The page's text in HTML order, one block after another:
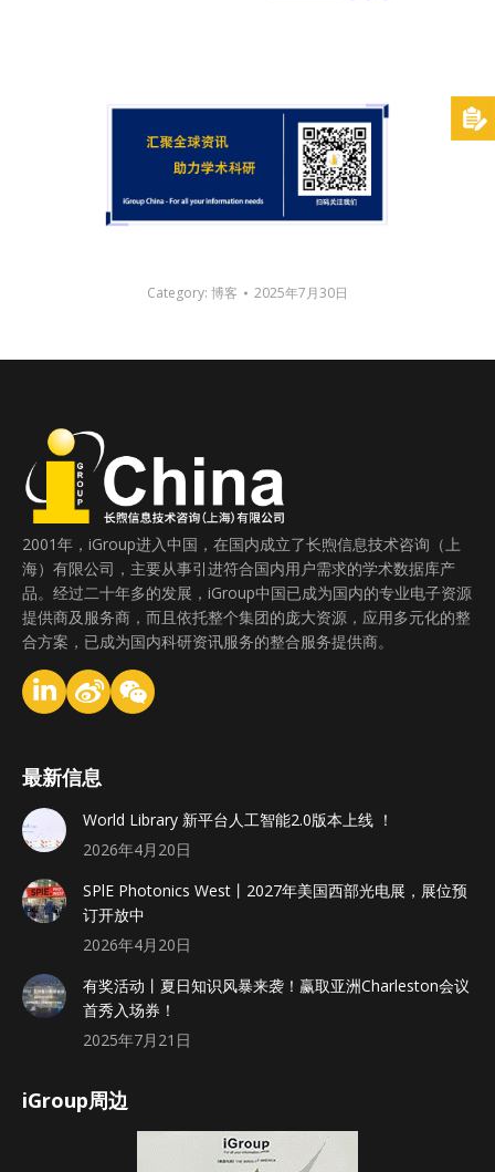
Category: 博客 2025年7月30日
2001年，iGroup进入中国，在国内成立了长煦信息技术咨询（上
海）有限公司，主要从事引进符合国内用户需求的学术数据库产
品。经过二十年多的发展，iGroup中国已成为国内的专业电子资源
提供商及服务商，而且依托整个集团的庞大资源，应用多元化的整
合方案，已成为国内科研资讯服务的整合服务提供商。
最新信息
World Library 新平台人工智能2.0版本上线 ！
2026年4月20日
SPlE Photonics West丨2027年美国西部光电展，展位预
订开放中
2026年4月20日
有奖活动丨夏日知识风暴来袭！赢取亚洲Charleston会议
首秀入场券！
2025年7月21日
iGroup周边